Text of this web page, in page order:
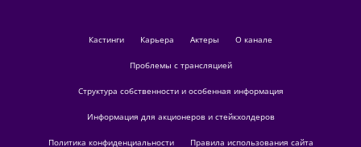
кастинги Карьера актеры О канале
Проблемы с трансляцией
Структура собственности и особенная информация
Информация для акционеров и стейкхолдеров
Политика конфиденциальности Правила использования сайта